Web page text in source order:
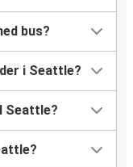
bus?
i Seattle?
Seattle?